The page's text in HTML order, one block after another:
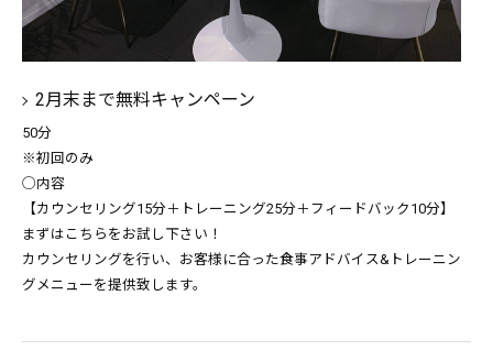
2月末まで無料キャンペーン
50分
※初回のみ
◯内容
【カウンセリング15分＋トレーニング25分＋フィードバック10分】
まずはこちらをお試し下さい！
カウンセリングを行い、お客様に合った食事アドバイス&トレーニン
グメニューを提供致します。